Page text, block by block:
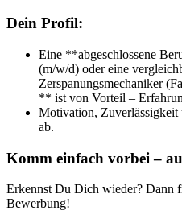
Dein Profil:
Eine **abgeschlossene
(m/w/d) oder eine
Zerspanungsmechaniker
** ist von Vorteil –
Motivation, Zuverlässigkeit
ab.
Komm einfach vorbei –
Erkennst Du Dich wieder? Dann
Bewerbung!